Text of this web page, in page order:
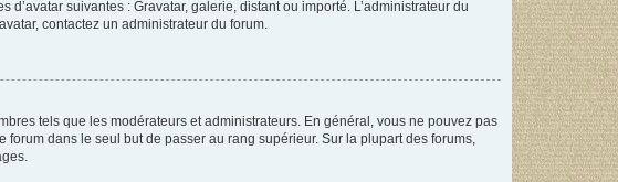
suivantes : Gravatar, galerie, distant ou importé. L’administrateur du
contactez un administrateur du forum.
tels que les modérateurs et administrateurs. En général, vous ne pouvez pas
forum dans le seul but de passer au rang supérieur. Sur la plupart des forums,